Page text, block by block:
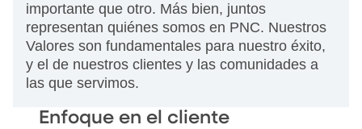
importante que otro. Más bien, juntos
representan quiénes somos en PNC. Nuestros
Valores son fundamentales para nuestro éxito,
y el de nuestros clientes y las comunidades a
las que servimos.
Enfoque en el cliente